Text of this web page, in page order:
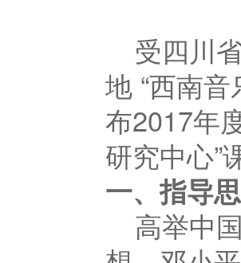
受四川
地 “西南
布2017年
研究中心”
一、指导
高举中